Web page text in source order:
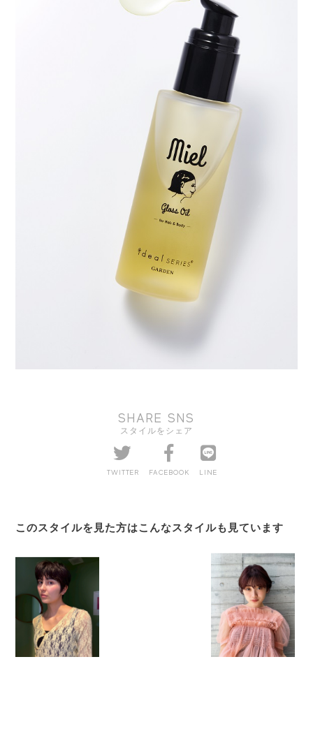
SHARE SNS
スタイルをシェア
TWITTER FACEBOOK LINE
このスタイルを見た方はこんなスタイルも見ています